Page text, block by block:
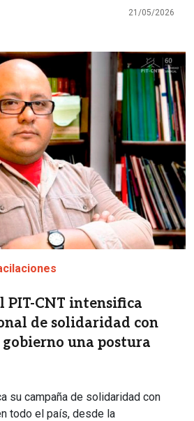
21/05/2026
PIT-CNT intensifica
de solidaridad con
una postura
su campaña de solidaridad con
todo el país, desde la